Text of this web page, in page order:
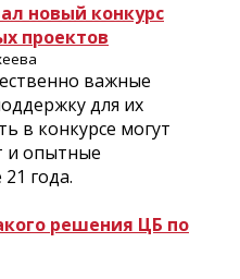
новый конкурс
проектов
важные
для их
в конкурсе могут
и опытные
года.
решения ЦБ по